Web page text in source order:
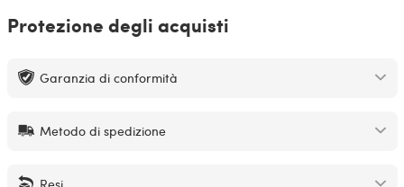
Protezione degli acquisti
Garanzia di conformità
Metodo di spedizione